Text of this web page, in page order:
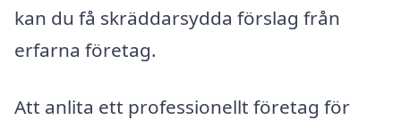
kan du få skräddarsydda förslag från
erfarna företag.
Att anlita ett professionellt företag för